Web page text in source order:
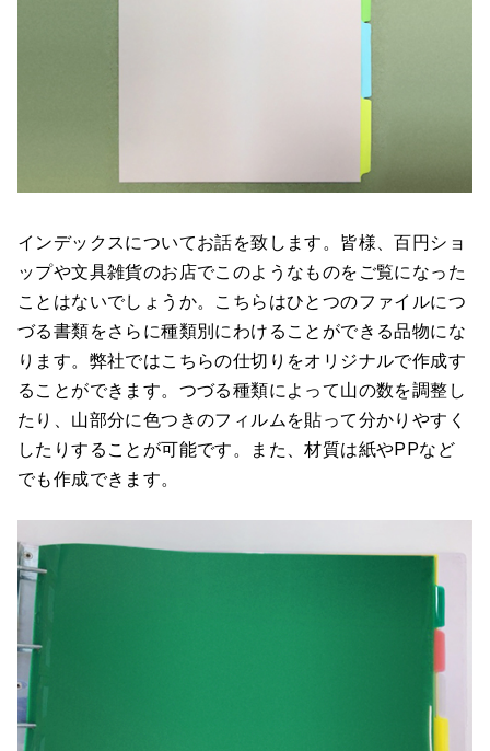
インデックスについてお話を致します。皆様、百円ショ
ップや文具雑貨のお店でこのようなものをご覧になった
ことはないでしょうか。こちらはひとつのファイルにつ
づる書類をさらに種類別にわけることができる品物にな
ります。弊社ではこちらの仕切りをオリジナルで作成す
ることができます。つづる種類によって山の数を調整し
たり、山部分に色つきのフィルムを貼って分かりやすく
したりすることが可能です。また、材質は紙やPPなど
でも作成できます。